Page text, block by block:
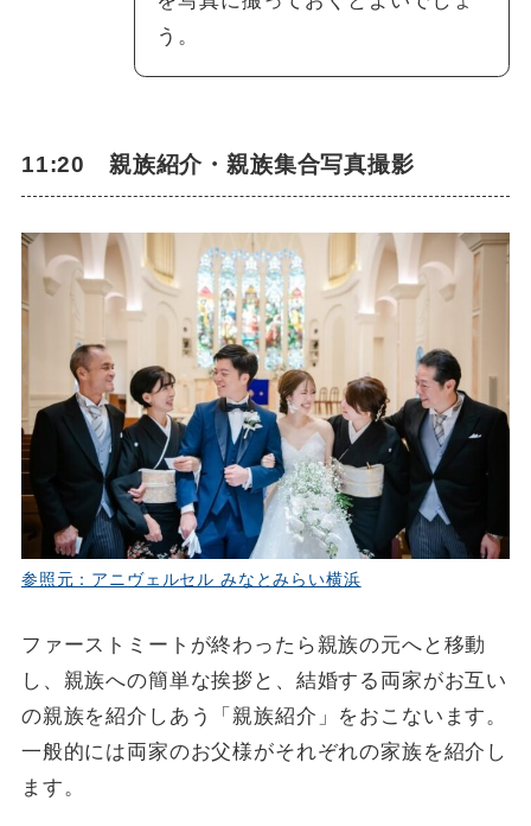
う。
11:20 親族紹介・親族集合写真撮影
参照元：アニヴェルセル みなとみらい横浜
ファーストミートが終わったら親族の元へと移動
し、親族への簡単な挨拶と、結婚する両家がお互い
の親族を紹介しあう「親族紹介」をおこないます。
一般的には両家のお父様がそれぞれの家族を紹介し
ます。